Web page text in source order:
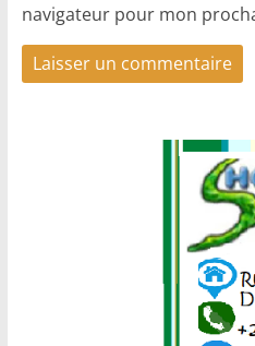
navigateur pour mon